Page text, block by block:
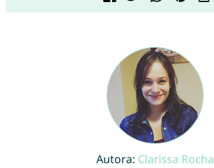
Autora: Clarissa Rocha